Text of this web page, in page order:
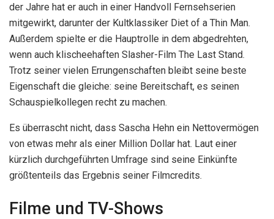
der Jahre hat er auch in einer Handvoll Fernsehserien
mitgewirkt, darunter der Kultklassiker Diet of a Thin Man.
Außerdem spielte er die Hauptrolle in dem abgedrehten,
wenn auch klischeehaften Slasher-Film The Last Stand.
Trotz seiner vielen Errungenschaften bleibt seine beste
Eigenschaft die gleiche: seine Bereitschaft, es seinen
Schauspielkollegen recht zu machen.
Es überrascht nicht, dass Sascha Hehn ein Nettovermögen
von etwas mehr als einer Million Dollar hat. Laut einer
kürzlich durchgeführten Umfrage sind seine Einkünfte
größtenteils das Ergebnis seiner Filmcredits.
Filme und TV-Shows